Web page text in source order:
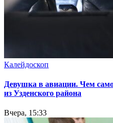
Калейдоскоп
Девушка в авиации. Чем
из Узденского района
Вчера, 15:33